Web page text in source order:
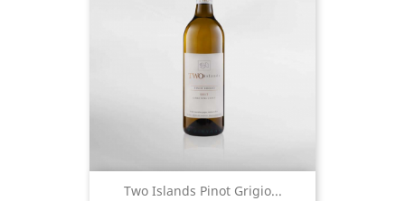
Two Islands Pinot Grigio...